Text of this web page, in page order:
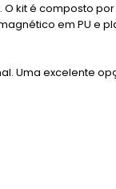
kit é composto
em PU e
Uma excelente